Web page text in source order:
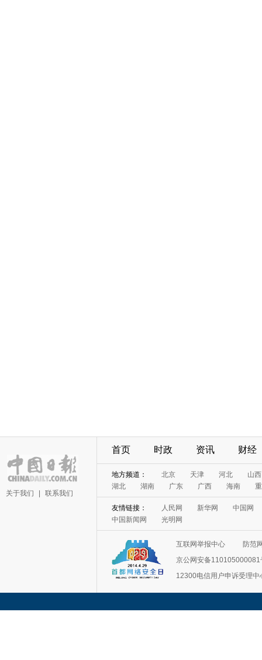
关于我们 联系我们
首页 时政 资讯 财经
地方频道： 北京 天津 河北
山西
湖北
湖南 广东 广西 海南
友情链接： 人民网 新华网
中国网
中国新闻网
光明网
互联网举报中心
防范
京公网安备110105000081
12300电信用户申诉受理中